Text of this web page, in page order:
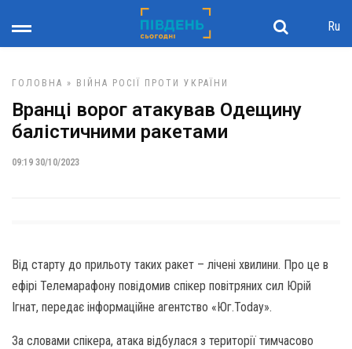
Ru
ГОЛОВНА » ВІЙНА РОСІЇ ПРОТИ УКРАЇНИ
Вранці ворог атакував Одещину
балістичними ракетами
09:19 30/10/2023
Від старту до прильоту таких ракет – лічені хвилини. Про це в
ефірі Телемарафону повідомив спікер повітряних сил Юрій
Ігнат, передає інформаційне агентство «Юг.Today».
За словами спікера, атака відбулася з території тимчасово